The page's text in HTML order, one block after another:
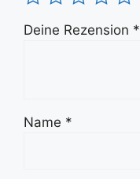
Deine Rezension *
Name *